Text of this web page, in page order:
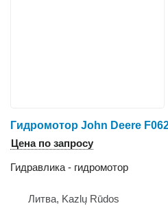
Цена по запросу
Гидравлика - гидромотор
Литва, Kazlų Rūdos